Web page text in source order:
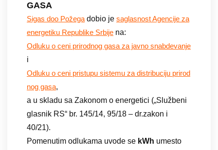
GASA
Sigas doo Požega dobio je saglasnost Agencije za
energetiku Republike Srbije na:
Odluku o ceni prirodnog gasa za javno snabdevanje
i
Odluku o ceni pristupu sistemu za distribuciju prirod
nog gasa,
a u skladu sa Zakonom o energetici („Službeni
glasnik RS“ br. 145/14, 95/18 – dr.zakon i
40/21).
Pomenutim odlukama uvode se kWh umesto